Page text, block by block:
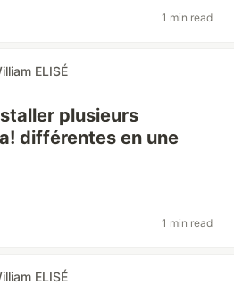
1 min read
ELISÉ
plusieurs
différentes en une
1 min read
ELISÉ